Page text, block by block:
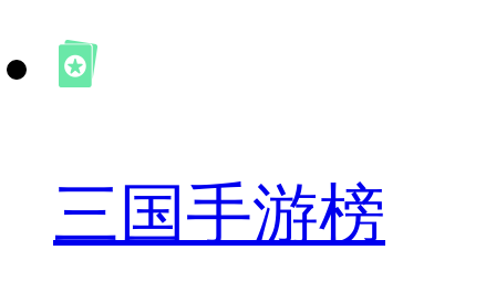
三国手游榜